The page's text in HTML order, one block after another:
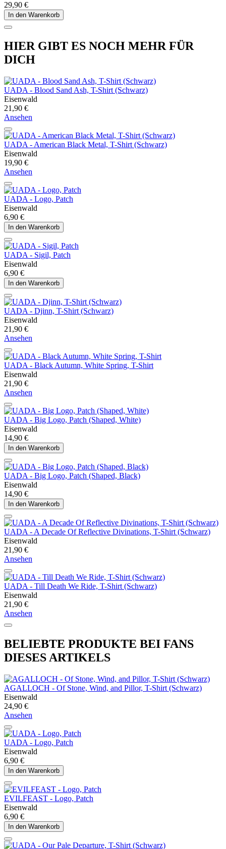
29,90 €
In den Warenkorb
HIER GIBT ES NOCH MEHR FÜR
DICH
UADA - Blood Sand Ash, T-Shirt (Schwarz)
Eisenwald
21,90 €
Ansehen
UADA - American Black Metal, T-Shirt (Schwarz)
Eisenwald
19,90 €
Ansehen
UADA - Logo, Patch
Eisenwald
6,90 €
In den Warenkorb
UADA - Sigil, Patch
Eisenwald
6,90 €
In den Warenkorb
UADA - Djinn, T-Shirt (Schwarz)
Eisenwald
21,90 €
Ansehen
UADA - Black Autumn, White Spring, T-Shirt
Eisenwald
21,90 €
Ansehen
UADA - Big Logo, Patch (Shaped, White)
Eisenwald
14,90 €
In den Warenkorb
UADA - Big Logo, Patch (Shaped, Black)
Eisenwald
14,90 €
In den Warenkorb
UADA - A Decade Of Reflective Divinations, T-Shirt (Schwarz)
Eisenwald
21,90 €
Ansehen
UADA - Till Death We Ride, T-Shirt (Schwarz)
Eisenwald
21,90 €
Ansehen
BELIEBTE PRODUKTE BEI FANS
DIESES ARTIKELS
AGALLOCH - Of Stone, Wind, and Pillor, T-Shirt (Schwarz)
Eisenwald
24,90 €
Ansehen
UADA - Logo, Patch
Eisenwald
6,90 €
In den Warenkorb
EVILFEAST - Logo, Patch
Eisenwald
6,90 €
In den Warenkorb